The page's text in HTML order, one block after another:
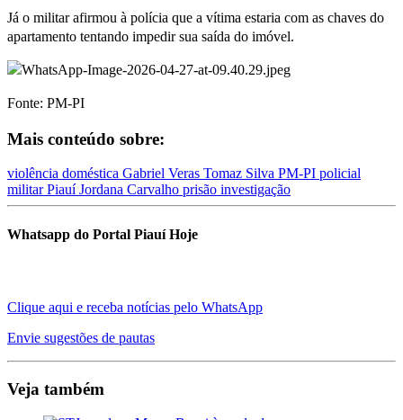
Já o militar afirmou à polícia que a vítima estaria com as chaves do
apartamento tentando impedir sua saída do imóvel.
Fonte: PM-PI
Mais conteúdo sobre:
violência doméstica Gabriel Veras Tomaz Silva PM-PI policial
militarPiauíJordana Carvalho prisão investigação
Whatsapp do Portal Piauí Hoje
Clique aqui e receba notícias pelo WhatsApp
Envie sugestões de pautas
Veja também